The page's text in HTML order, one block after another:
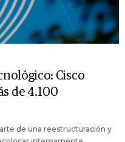
Cisco
de 4.100
de una reestructuración y